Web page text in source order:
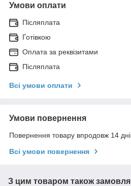
Умови оплати
Післяплата
Готівкою
Оплата за реквізитами
Післяплата
Всі умови оплати
Умови повернення
Повернення товару впродовж 14
Всі умови повернення
З цим товаром також